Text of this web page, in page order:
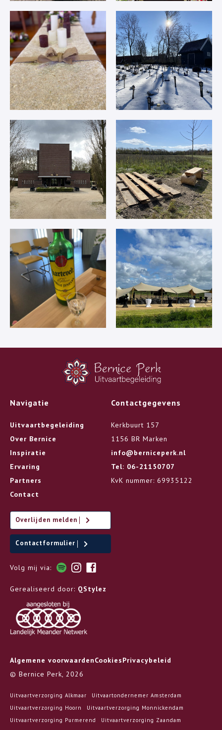
Navigatie
Uitvaartbegeleiding
Over Bernice
Inspiratie
Ervaring
Partners
Contact
Contactgegevens
Kerkbuurt 157
1156 BR Marken
info@berniceperk.nl
Tel: 06-21150707
KvK nummer: 69935122
Overlijden melden
Contactformulier
Volg mij via:
Gerealiseerd door: QStylez
Algemene voorwaardenCookiesPrivacybeleid
© Bernice Perk, 2026
Uitvaartverzorging Alkmaar
Uitvaartondernemer Amsterdam
Uitvaartverzorging Hoorn
Uitvaartverzorging Monnickendam
Uitvaartverzorging Purmerend
Uitvaartverzorging Zaandam